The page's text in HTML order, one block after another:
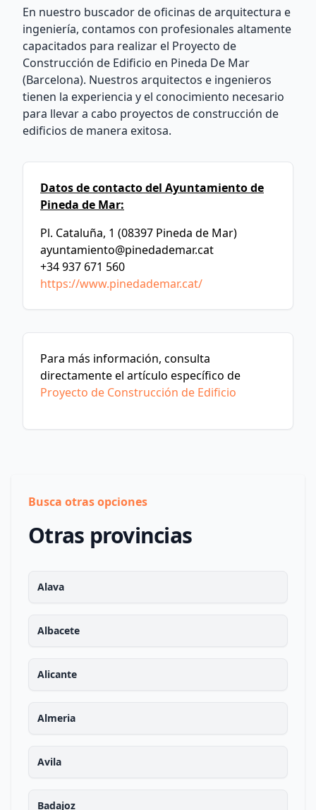
En nuestro buscador de oficinas de arquitectura e
ingeniería, contamos con profesionales altamente
capacitados para realizar el Proyecto de
Construcción de Edificio en Pineda De Mar
(Barcelona). Nuestros arquitectos e ingenieros
tienen la experiencia y el conocimiento necesario
para llevar a cabo proyectos de construcción de
edificios de manera exitosa.
Datos de contacto del Ayuntamiento de
Pineda de Mar:
Pl. Cataluña, 1 (08397 Pineda de Mar)
ayuntamiento@pinedademar.cat
+34 937 671 560
https://www.pinedademar.cat/
Para más información, consulta
directamente el artículo específico de
Proyecto de Construcción de Edificio
Busca otras opciones
Otras provincias
Alava
Albacete
Alicante
Almeria
Avila
Badajoz